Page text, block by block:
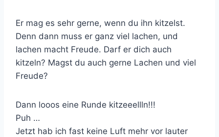
Er mag es sehr gerne, wenn du ihn kitzelst.
Denn dann muss er ganz viel lachen, und
lachen macht Freude. Darf er dich auch
kitzeln? Magst du auch gerne Lachen und viel
Freude?
Dann looos eine Runde kitzeeellln!!!
Puh …
Jetzt hab ich fast keine Luft mehr vor lauter